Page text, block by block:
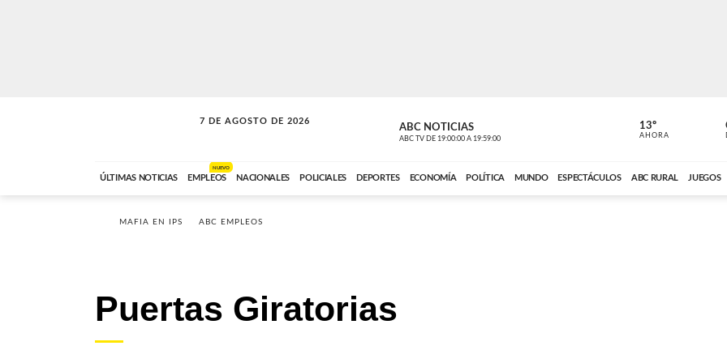
7 DE AGOSTO DE 2026
SOLO MÚSICA ABC NOTICIAS
ABC TV DE 19:00:00 A 19:59:00
CARDINAL
ABC CARDINAL
13º
AHORA
ÚLTIMAS NOTICIAS EMPLEOS
NUEVO
NACIONALES POLICIALES DEPORTES ECONOMÍA POLÍTICA MUNDO ESPECTÁCULOS ABC RURAL JUEGOS
MAFIA EN IPS ABC EMPLEOS
Puertas Giratorias